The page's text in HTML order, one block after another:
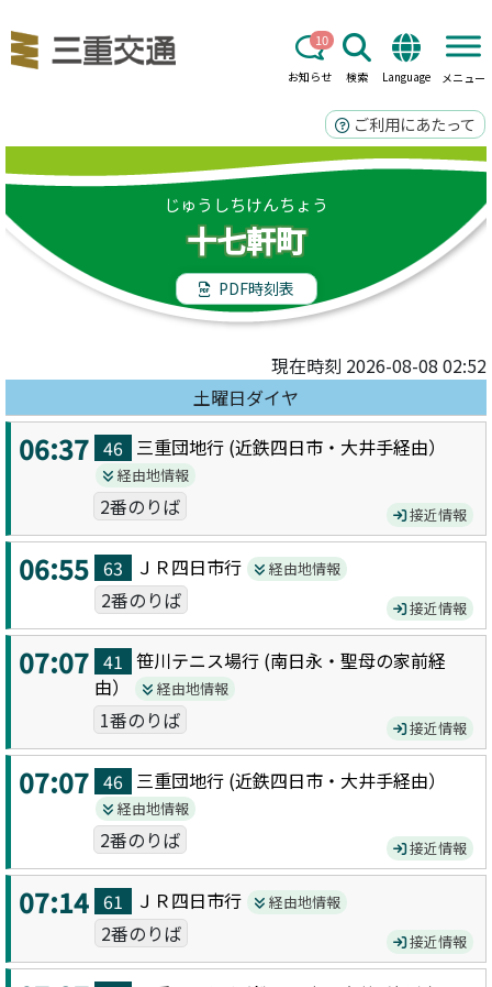
お知らせ
10
検索 Language メニュー
ご利用にあたって
じゅうしちけんちょう
十七軒町
PDF時刻表
現在時刻 2026-08-08 02:52
土曜日ダイヤ
06:37 46 三重団地行 (近鉄四日市・大井手経由）
経由地情報
2番のりば 接近情報
06:55 63 ＪＲ四日市行 経由地情報
2番のりば 接近情報
07:07 41 笹川テニス場行 (南日永・聖母の家前経
由）
経由地情報
1番のりば 接近情報
07:07 46 三重団地行 (近鉄四日市・大井手経由）
経由地情報
2番のりば 接近情報
07:14 61 ＪＲ四日市行 経由地情報
2番のりば 接近情報